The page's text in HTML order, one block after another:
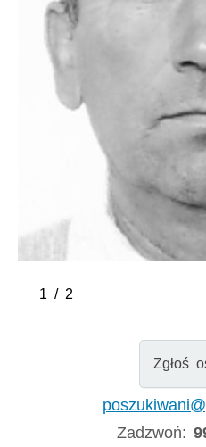
1 / 2
Zgłoś
Zadzwoń: